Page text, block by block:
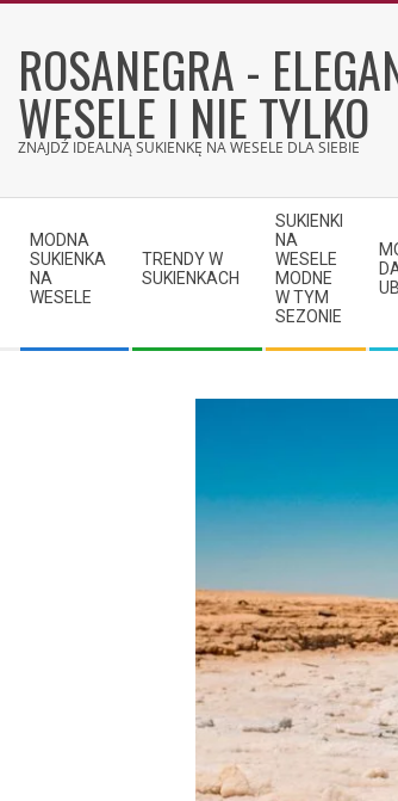
contentROSANEGRA -
WESELE I NIE TYLKO
ZNAJDŹ IDEALNĄ SUKIENKĘ NA WESELE DLA SIEBIE
Navigation
Menu
MODNA
SUKIENKA
NA
WESELE
TRENDY W
SUKIENKACH
SUKIENKI
NA
WESELE
MODNE
W TYM
SEZONIE